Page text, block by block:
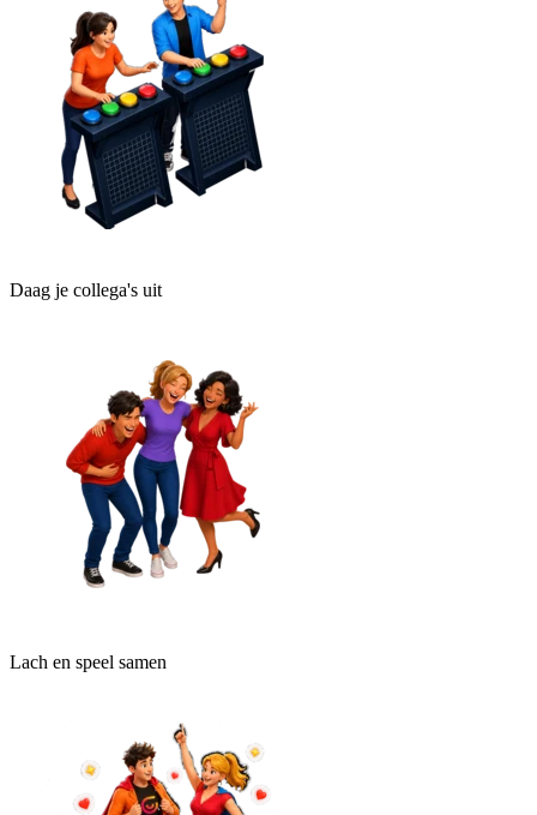
Daag je collega's uit
Lach en speel samen